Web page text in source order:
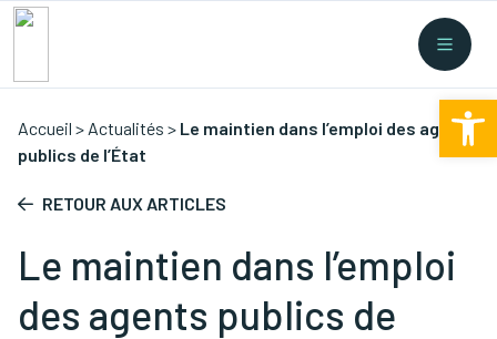
Collectes Nouvelles législations/
Accueil > Actualités > Le maintien dans l’emploi des agents
publics de l’État
RETOUR AUX ARTICLES
Le maintien dans l’emploi
des agents publics de